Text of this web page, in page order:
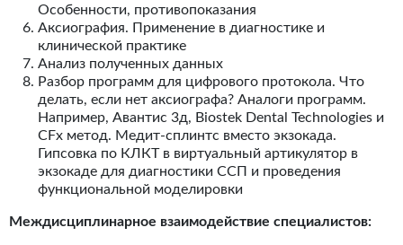
Особенности, противопоказания
Аксиография. Применение в диагностике и
клинической практике
Анализ полученных данных
Разбор программ для цифрового протокола. Что
делать, если нет аксиографа? Аналоги программ.
Например, Авантис 3д, Biostek Dental Technologies и
CFx метод. Медит-сплинтс вместо экзокада.
Гипсовка по КЛКТ в виртуальный артикулятор в
экзокаде для диагностики ССП и проведения
функциональной моделировки
Междисциплинарное взаимодействие специалистов: